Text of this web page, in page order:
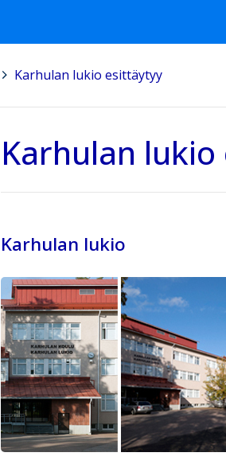
Karhulan lukio esittäytyy
Karhulan
Karhulan lukio